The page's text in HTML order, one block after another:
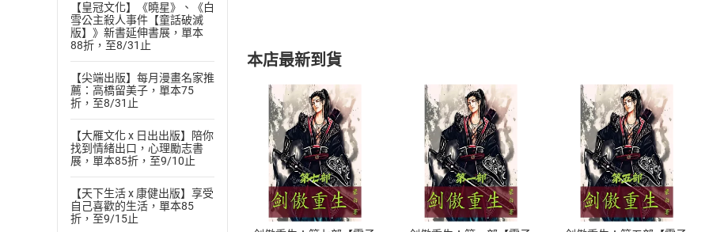
【皇冠文化】《曉星》、《白
雪公主殺人事件【童話破滅
版】》新書延伸書展，單本
88折，至8/31止
【尖端出版】每月漫畫名家推
薦：高橋留美子，單本75
折，至8/31止
【大雁文化 x 日出出版】陪你
找到情緒出口，心理勵志書
展，單本85折，至9/10止
【天下生活 x 康健出版】享受
自己喜歡的生活，單本85
折，至9/15止
付款方式
ATM轉帳、信用卡、LINE PAY、AFTEE
退換貨規範
本店是否提供消費者保護法七日猶
之權利，遽消費者保護法及通訊交
本店最新到貨